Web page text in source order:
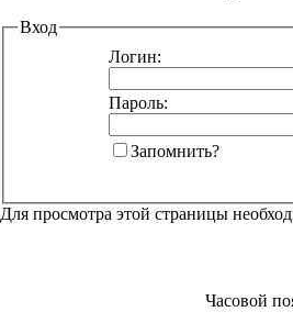
Вход
Логин:
Пароль:
Запомнить?
Для просмотра этой страницы
Часовой